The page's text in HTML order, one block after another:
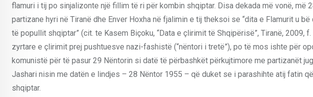
flamuri i tij po sinjalizonte një fillim të ri për kombin shqiptar. Disa dekada më vonë, më
partizane hyri në Tiranë dhe Enver Hoxha në fjalimin e tij theksoi se “dita e Flamurit u
të popullit shqiptar” (cit. te Kasem Biçoku, “Data e çlirimit të Shqipërisë”, Tiranë,
zyrtare e çlirimit prej pushtuesve nazi-fashistë (“nëntori i tretë”), po të mos ishte për
komunistë për të pasur 29 Nëntorin si datë të përbashkët përkujtimore me partizanët
Jashari nisin me datën e lindjes – 28 Nëntor 1955 – që duket se i parashihte atij fatin
shqiptar.